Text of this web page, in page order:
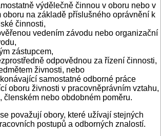
výdělečně činnou v oboru nebo v
oboru na základě příslušného oprávnění k
činnosti,
vedením závodu nebo organizační
zástupcem,
odpovědnou za řízení činnosti,
živnosti, nebo
samostatné odborné práce
oboru živnosti v pracovněprávním vztahu,
členském nebo obdobném poměru.
považují obory, které užívají stejných
postupů a odborných znalostí.